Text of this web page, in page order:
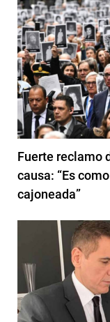
Fuerte reclamo
causa: “Es
cajoneada”